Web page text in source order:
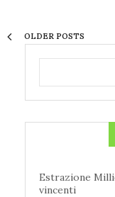
OLDER POSTS
Estrazione
vincenti